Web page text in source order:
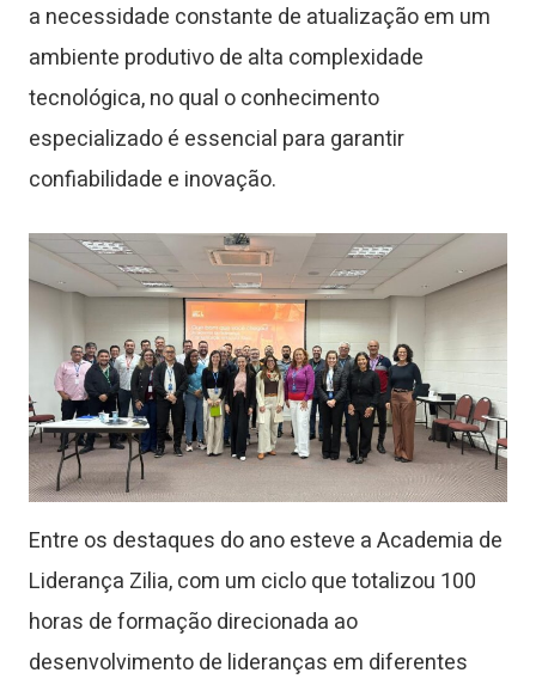
a necessidade constante de atualização em um
ambiente produtivo de alta complexidade
tecnológica, no qual o conhecimento
especializado é essencial para garantir
confiabilidade e inovação.
Entre os destaques do ano esteve a Academia de
Liderança Zilia, com um ciclo que totalizou 100
horas de formação direcionada ao
desenvolvimento de lideranças em diferentes